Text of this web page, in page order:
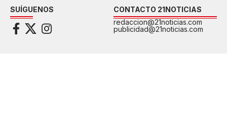
SUÍGUENOS
CONTACTO 21NOTICIAS
redaccion@21noticias.com
publicidad@21noticias.com